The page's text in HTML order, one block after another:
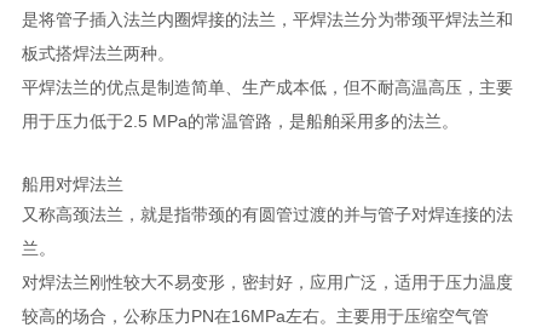
是将管子插入法兰内圈焊接的法兰，平焊法兰分为带颈平焊法兰和
板式搭焊法兰两种。
平焊法兰的优点是制造简单、生产成本低，但不耐高温高压，主要
用于压力低于2.5 MPa的常温管路，是船舶采用多的法兰。
船用对焊法兰
又称高颈法兰，就是指带颈的有圆管过渡的并与管子对焊连接的法
兰。
对焊法兰刚性较大不易变形，密封好，应用广泛，适用于压力温度
较高的场合，公称压力PN在16MPa左右。主要用于压缩空气管